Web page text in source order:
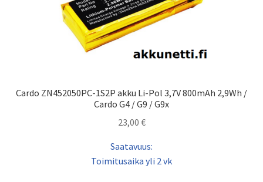
Cardo ZN452050PC-1S2P akku Li-Pol 3,7V 800mAh 2,9Wh /
Cardo G4 / G9 / G9x
23,00 €
Saatavuus:
Toimitusaika yli 2 vk